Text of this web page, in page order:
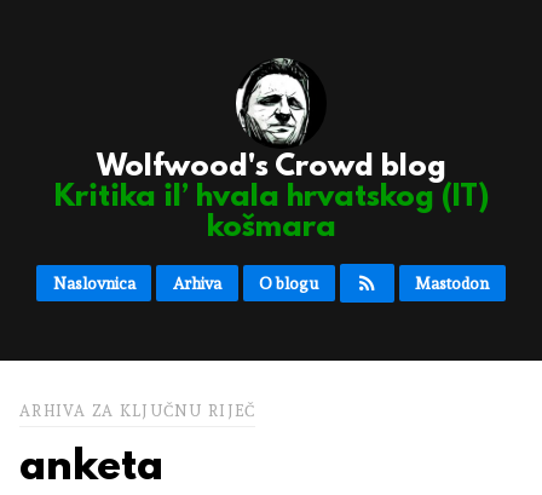
Wolfwood's Crowd blog
Kritika il’ hvala hrvatskog (IT)
košmara
Naslovnica Arhiva O blogu Mastodon
ARHIVA ZA KLJUČNU RIJEČ
anketa